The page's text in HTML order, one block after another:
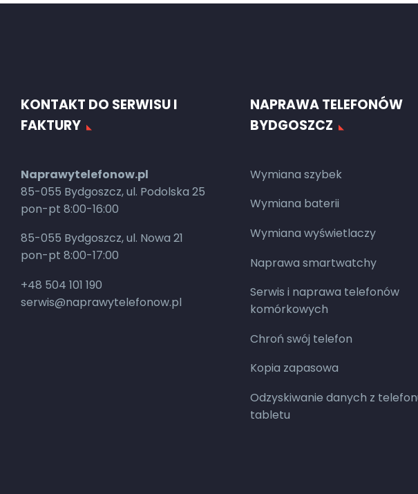
KONTAKT DO SERWISU I
FAKTURY
Naprawytelefonow.pl
85-055 Bydgoszcz, ul. Podolska 25
pon-pt 8:00-16:00
85-055 Bydgoszcz, ul. Nowa 21
pon-pt 8:00-17:00
+48 504 101 190
serwis@naprawytelefonow.pl
NAPRAWA TELEFONÓW
BYDGOSZCZ
Wymiana szybek
Wymiana baterii
Wymiana wyświetlaczy
Naprawa smartwatchy
Serwis i naprawa telefonów
komórkowych
Chroń swój telefon
Kopia zapasowa
Odzyskiwanie danych z
tabletu